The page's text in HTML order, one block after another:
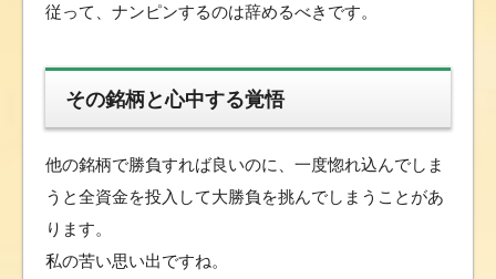
従って、ナンピンするのは辞めるべきです。
その銘柄と心中する覚悟
他の銘柄で勝負すれば良いのに、一度惚れ込んでしま
うと全資金を投入して大勝負を挑んでしまうことがあ
ります。
私の苦い思い出ですね。